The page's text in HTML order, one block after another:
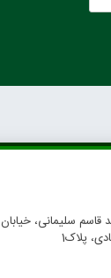
قاسم سلیمانی، خیابان
پلاک1